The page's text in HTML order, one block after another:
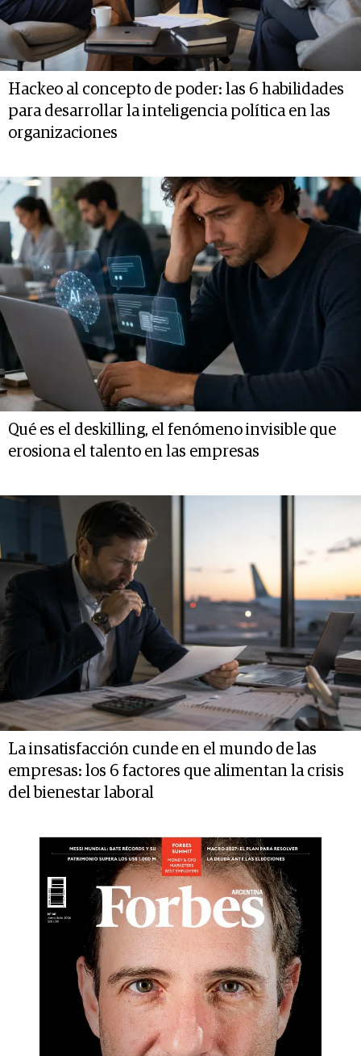
Hackeo al concepto de poder: las 6 habilidades
para desarrollar la inteligencia política en las
organizaciones
Qué es el deskilling, el fenómeno invisible que
erosiona el talento en las empresas
La insatisfacción cunde en el mundo de las
empresas: los 6 factores que alimentan la crisis
del bienestar laboral